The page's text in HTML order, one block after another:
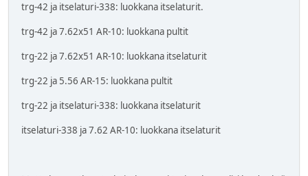
trg-42 ja itselaturi-338: luokkana itselaturit.
trg-42 ja 7.62x51 AR-10: luokkana pultit
trg-22 ja 7.62x51 AR-10: luokkana itselaturit
trg-22 ja 5.56 AR-15: luokkana pultit
trg-22 ja itselaturi-338: luokkana itselaturit
itselaturi-338 ja 7.62 AR-10: luokkana itselaturit